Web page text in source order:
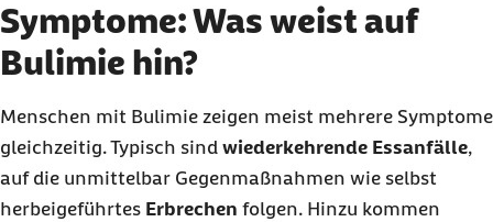
Symptome: Was weist auf
Bulimie hin?
Menschen mit Bulimie zeigen meist mehrere Symptome
gleichzeitig. Typisch sind wiederkehrende Essanfälle,
auf die unmittelbar Gegenmaßnahmen wie selbst
herbeigeführtes Erbrechen folgen. Hinzu kommen